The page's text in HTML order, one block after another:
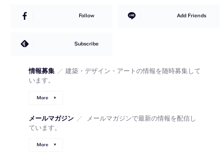
Follow Add Friends
Subscribe
情報募集 ／ 建築・デザイン・アートの情報を随時募集して
います。
More
メールマガジン ／
メールマガジンで最新の情報を配信し
ています。
More